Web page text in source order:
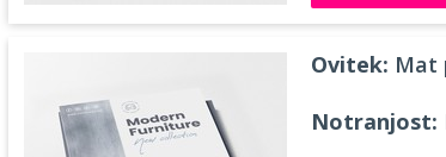
Ovitek: Mat
Notranjost: